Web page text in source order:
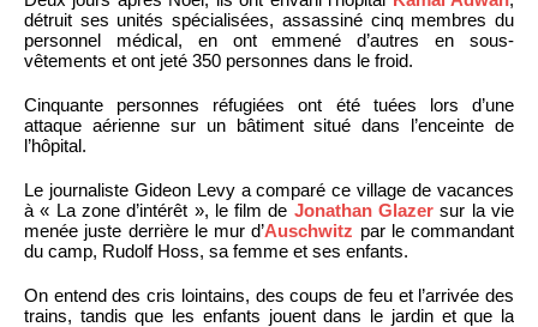
détruit ses unités spécialisées, assassiné cinq membres du
personnel médical, en ont emmené d’autres en sous-
vêtements et ont jeté 350 personnes dans le froid.
Cinquante personnes réfugiées ont été tuées lors d’une
attaque aérienne sur un bâtiment situé dans l’enceinte de
l’hôpital.
Le journaliste Gideon Levy a comparé ce village de vacances
à « La zone d’intérêt », le film de Jonathan Glazer sur la vie
menée juste derrière le mur d’Auschwitz par le commandant
du camp, Rudolf Hoss, sa femme et ses enfants.
On entend des cris lointains, des coups de feu et l’arrivée des
trains, tandis que les enfants jouent dans le jardin et que la